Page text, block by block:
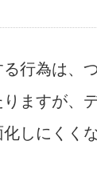
行為は、
ますが、
しにくく